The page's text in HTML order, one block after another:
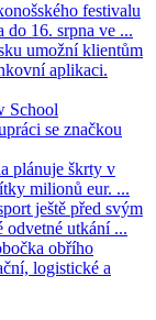
festivalu
do 16. srpna ve ...
umožní klientům
aplikaci.
School
se značkou
plánuje škrty v
milionů eur. ...
ještě před svým
odvetné utkání ...
obřího
logistické a